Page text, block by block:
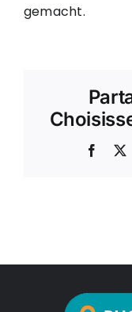
gemacht.